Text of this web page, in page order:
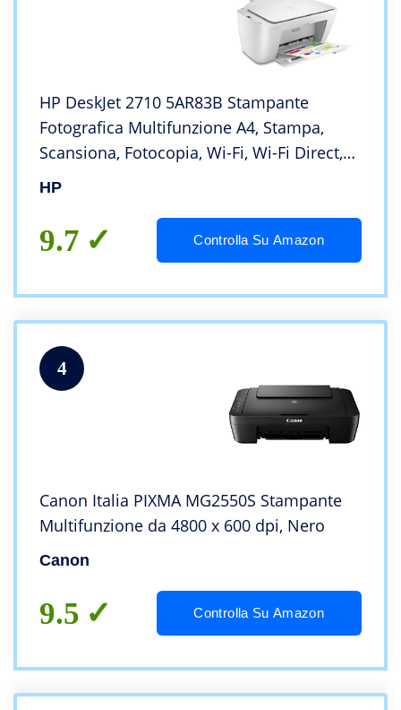
HP DeskJet 2710 5AR83B Stampante
Fotografica Multifunzione A4, Stampa,
Scansiona, Fotocopia, Wi-Fi, Wi-Fi Direct,
HP Smart, No Stampa Fronte/Retro
Inclusi, Bianco
HP
9.7 Controlla Su Amazon
4
Canon Italia PIXMA MG2550S Stampante
Multifunzione da 4800 x 600 dpi, Nero
Canon
9.5 Controlla Su Amazon